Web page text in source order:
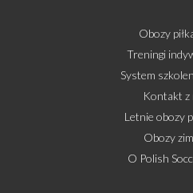
Obozy
Treningi
System
Kontakt z
Letnie obozy
Obozy
O Polish